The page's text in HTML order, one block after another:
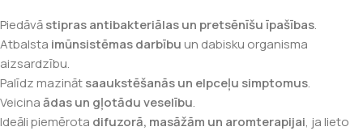
Piedāvāstipras antibakteriālas un pretsēnīšu īpašības.
Atbalsta imūnsistēmas darbībuun dabisku organisma
aizsardzību.
Palīdz mazinātsaaukstēšanās un elpceļu simptomus.
Veicinaādas un gļotādu veselību.
Ideāli piemērota difuzorā, masāžām un aromterapijai, ja lieto